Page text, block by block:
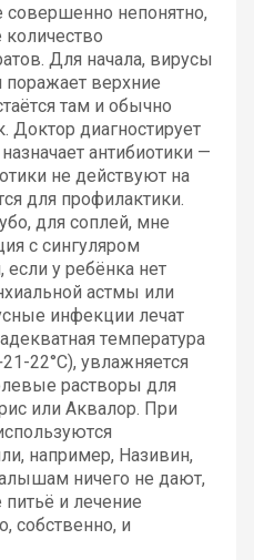
непонятно,
количество
Для начала, вирусы
поражает верхние
там и обычно
Доктор диагностирует
антибиотики —
не действуют на
для профилактики.
для соплей, мне
с сингуляром
если у ребёнка нет
астмы или
инфекции лечат
температура
22°C), увлажняется
растворы для
или Аквалор. При
например, Називин,
ничего не дают,
и лечение
собственно, и